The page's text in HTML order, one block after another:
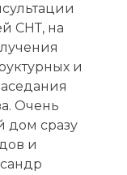
СНТ, на
и
Очень
дом сразу
и